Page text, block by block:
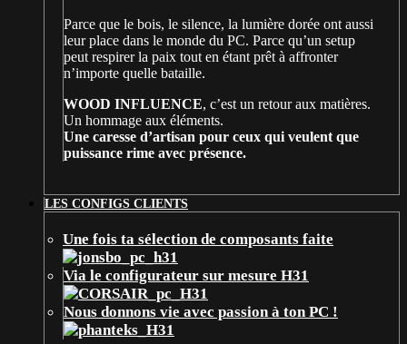
Parce que le bois, le silence, la lumière dorée ont aussi
leur place dans le monde du PC. Parce qu’un setup
peut respirer la paix tout en étant prêt à affronter
n’importe quelle bataille.
WOOD INFLUENCE, c’est un retour aux matières.
Un hommage aux éléments.
Une caresse d’artisan pour ceux qui veulent que
puissance rime avec présence.
LES CONFIGS CLIENTS
Une fois ta sélection de composants faite
Via le configurateur sur mesure H31
Nous donnons vie avec passion à ton PC !